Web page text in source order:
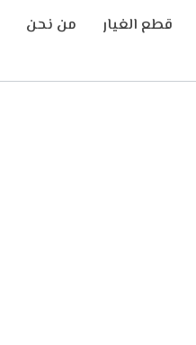
قطع الغيار من نحن